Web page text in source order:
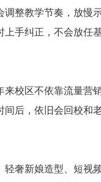
整教学节奏，放慢
手纠正，不会放任
校区不依靠流量营
后，依旧会回校和
奢新娘造型、短视